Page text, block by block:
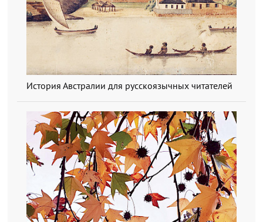
История Австралии для русскоязычных читателей